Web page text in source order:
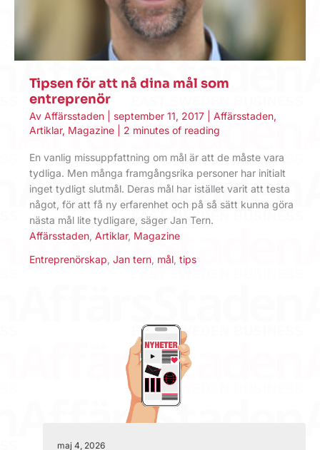
Tipsen för att nå dina mål som
entreprenör
Av Affärsstaden september 11, 2017 Affärsstaden,
Artiklar, Magazine 2 minutes of reading
En vanlig missuppfattning om mål är att de måste vara
tydliga. Men många framgångsrika personer har initialt
inget tydligt slutmål. Deras mål har istället varit att testa
något, för att få ny erfarenhet och på så sätt kunna göra
nästa mål lite tydligare, säger Jan Tern.
Affärsstaden Artiklar, Magazine
Entreprenörskap, Jan tern, mål, tips
maj 4, 2026